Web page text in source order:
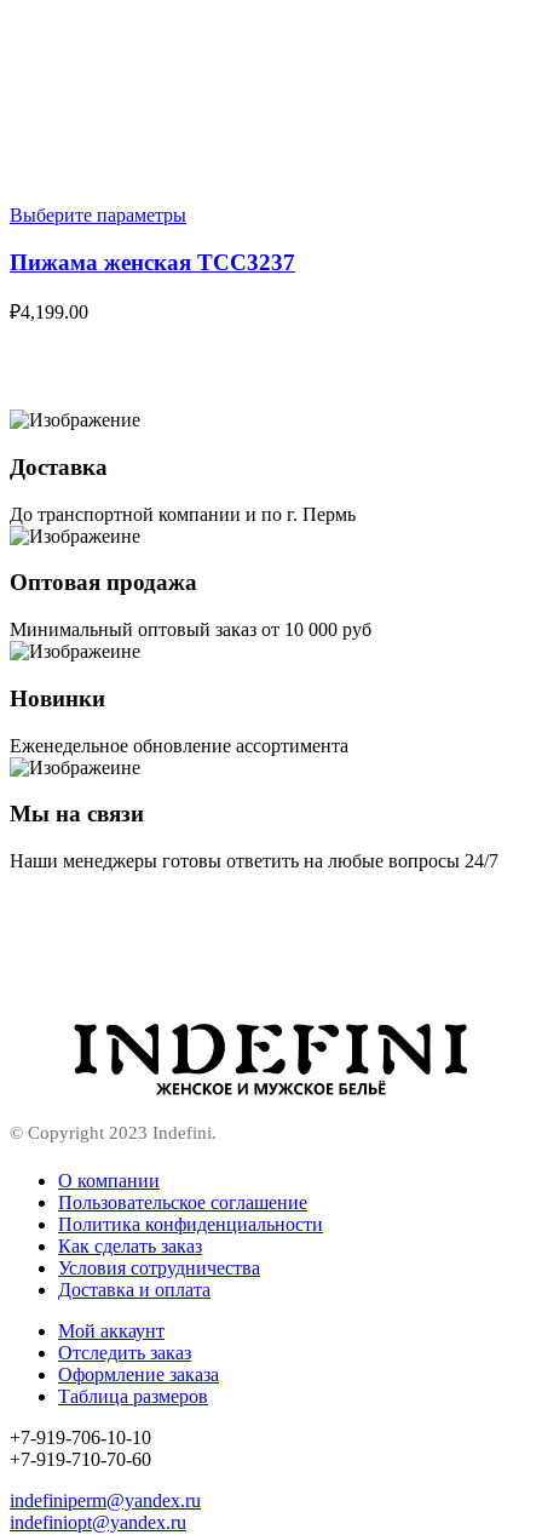
Выберите параметры
Пижама женская TCC3237
₽4,199.00
Доставка
До транспортной компании и по г. Пермь
Оптовая продажа
Минимальный оптовый заказ от 10 000 руб
Новинки
Еженедельное обновление ассортимента
Мы на связи
Наши менеджеры готовы ответить на любые вопросы 24/7
© Copyright 2023 Indefini.
О компании
Пользовательское соглашение
Политика конфиденциальности
Как сделать заказ
Условия сотрудничества
Доставка и оплата
Мой аккаунт
Отследить заказ
Оформление заказа
Таблица размеров
+7-919-706-10-10
+7-919-710-70-60
indefiniperm@yandex.ru
indefiniopt@yandex.ru